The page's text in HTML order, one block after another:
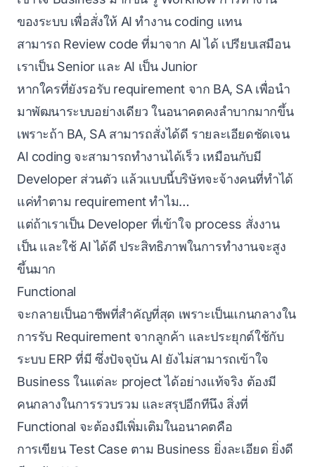
ของระบบ เพื่อสั่งให้ AI ทำงาน coding แทน
สามารถ Review code ที่มาจาก AI ได้ เปรียบเสมือน
เราเป็น Senior และ AI เป็น Junior
หากใครที่ยังรอรับ requirement จาก BA, SA เพื่อนำ
มาพัฒนาระบบอย่างเดียว ในอนาคตคงลำบากมากขึ้น
เพราะถ้า BA, SA สามารถสั่งได้ดี รายละเอียดชัดเจน
AI coding จะสามารถทำงานได้เร็ว เหมือนกับมี
Developer ส่วนตัว แล้วแบบนี้บริษัทจะจ้างคนที่ทำได้
แค่ทำตาม requirement ทำไม…
แต่ถ้าเราเป็น Developer ที่เข้าใจ process สั่งงาน
เป็น และใช้ AI ได้ดี ประสิทธิภาพในการทำงานจะสูง
ขึ้นมาก
Functional
จะกลายเป็นอาชีพที่สำคัญที่สุด เพราะเป็นแกนกลางใน
การรับ Requirement จากลูกค้า และประยุกต์ใช้กับ
ระบบ ERP ที่มี ซึ่งปัจจุบัน AI ยังไม่สามารถเข้าใจ
Business ในแต่ละ project ได้อย่างแท้จริง ต้องมี
คนกลางในการรวบรวม และสรุปอีกทีนึง สิ่งที่
Functional จะต้องมีเพิ่มเติมในอนาคตคือ
การเขียน Test Case ตาม Business ยิ่งละเอียด ยิ่งดี